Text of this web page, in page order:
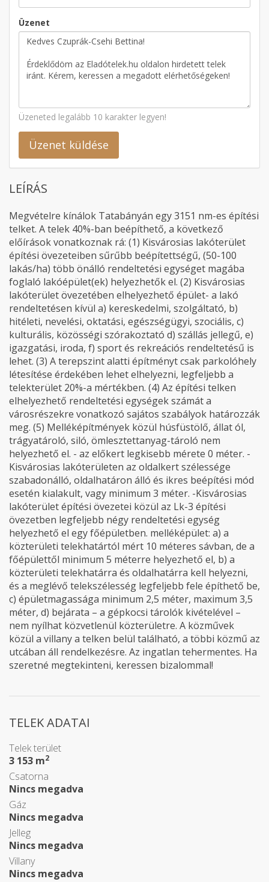
Üzenet
Üzeneted legalább 10 karakter legyen!
Üzenet küldése
LEÍRÁS
Megvételre kínálok Tatabányán egy 3151 nm-es építési
telket. A telek 40%-ban beépíthető, a következő
előírások vonatkoznak rá: (1) Kisvárosias lakóterület
építési övezeteiben sűrűbb beépítettségű, (50-100
lakás/ha) több önálló rendeltetési egységet magába
foglaló lakóépület(ek) helyezhetők el. (2) Kisvárosias
lakóterület övezetében elhelyezhető épület- a lakó
rendeltetésen kívül a) kereskedelmi, szolgáltató, b)
hitéleti, nevelési, oktatási, egészségügyi, szociális, c)
kulturális, közösségi szórakoztató d) szállás jellegű, e)
igazgatási, iroda, f) sport és rekreációs rendeltetésű is
lehet. (3) A terepszint alatti építményt csak parkolóhely
létesítése érdekében lehet elhelyezni, legfeljebb a
telekterület 20%-a mértékben. (4) Az építési telken
elhelyezhető rendeltetési egységek számát a
városrészekre vonatkozó sajátos szabályok határozzák
meg. (5) Melléképítmények közül húsfüstölő, állat ól,
trágyatároló, siló, ömlesztettanyag-tároló nem
helyezhető el. - az előkert legkisebb mérete 0 méter. -
Kisvárosias lakóterületen az oldalkert szélessége
szabadonálló, oldalhatáron álló és ikres beépítési mód
esetén kialakult, vagy minimum 3 méter. -Kisvárosias
lakóterület építési övezetei közül az Lk-3 építési
övezetben legfeljebb négy rendeltetési egység
helyezhető el egy főépületben. melléképület: a) a
közterületi telekhatártól mért 10 méteres sávban, de a
főépülettől minimum 5 méterre helyezhető el, b) a
közterületi telekhatárra és oldalhatárra kell helyezni,
és a meglévő telekszélesség legfeljebb fele építhető be,
c) épületmagassága minimum 2,5 méter, maximum 3,5
méter, d) bejárata – a gépkocsi tárolók kivételével –
nem nyílhat közvetlenül közterületre. A közművek
közül a villany a telken belül található, a többi közmű az
utcában áll rendelkezésre. Az ingatlan tehermentes. Ha
szeretné megtekinteni, keressen bizalommal!
TELEK ADATAI
Telek terület
3 153 m2
Csatorna
Nincs megadva
Gáz
Nincs megadva
Jelleg
Nincs megadva
Villany
Nincs megadva